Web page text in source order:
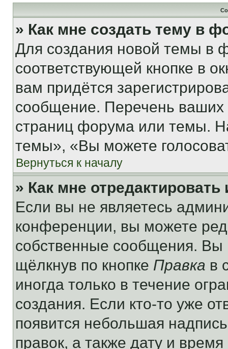
» Как мне создать тему в
Для создания новой темы в
соответствующей кнопке в
вам придётся
сообщение. Перечень ваших
страниц форума или темы.
темы», «Вы можете
Вернуться к началу
» Как мне
Если вы не являетесь
конференции, вы можете
собственные сообщения. Вы
щёлкнув по кнопке Правка в
иногда только в течение
создания. Если кто-то уже
появится небольшая
правок, а также дату и